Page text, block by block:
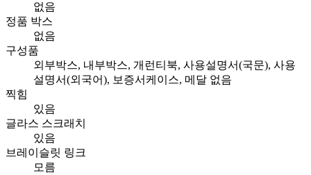
없음
정품 박스
없음
구성품
외부박스, 내부박스, 개런티북, 사용설명서(국문), 사용
설명서(외국어), 보증서케이스, 메달 없음
찍힘
있음
글라스 스크래치
있음
브레이슬릿 링크
모름